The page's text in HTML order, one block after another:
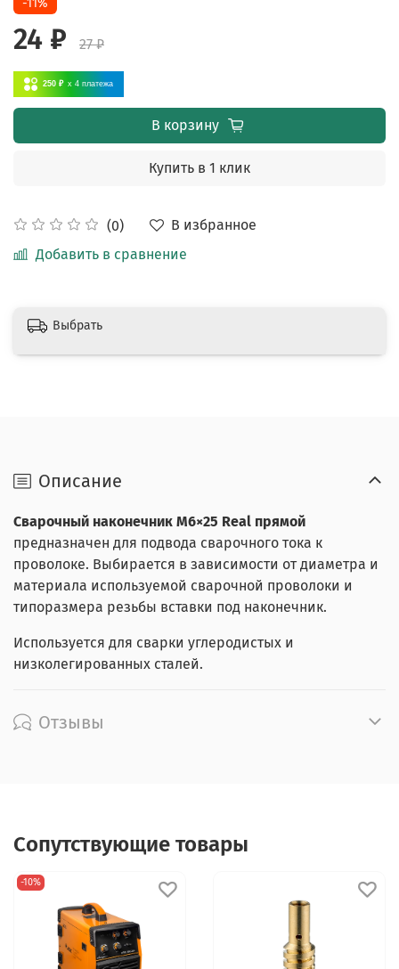
(0)
В избранное
Добавить в сравнение
-11%
24 ₽ 27 ₽
250 ₽ x 4 платежа
В корзину
Купить в 1 клик
Выбрать
Описание
Сварочный наконечник M6×25 Real прямой
предназначен для подвода сварочного тока к
проволоке. Выбирается в зависимости от диаметра и
материала используемой сварочной проволоки и
типоразмера резьбы вставки под наконечник.
Используется для сварки углеродистых и
низколегированных сталей.
Отзывы
Сопутствующие товары
-10%